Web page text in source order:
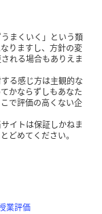
まくいく」という類
りますし、方針の変
れる場合もありえま
る感じ方は主観的な
かならずしもあなた
で評価の高くない企
イトは保証しかねま
どめてください。
業評価